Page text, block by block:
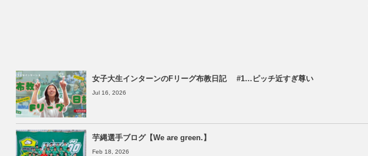
女子大生インターンのFリーグ布教日記 #1…ピッチ近すぎ尊い
Jul 16, 2026
芋縄選手ブログ【We are green.】
Feb 18, 2026